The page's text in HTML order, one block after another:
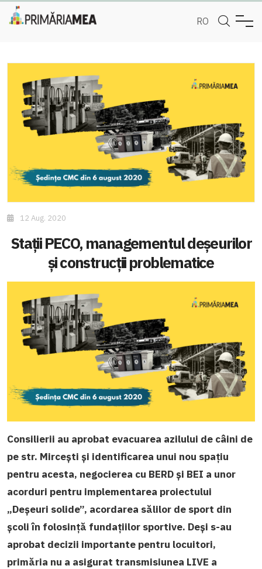
RO
12 Aug. 2020
Stații PECO, managementul deșeurilor
și construcții problematice
Consilierii au aprobat evacuarea azilului de câini de
pe str. Mircești și identificarea unui nou spațiu
pentru acesta, negocierea cu BERD și BEI a unor
acorduri pentru implementarea proiectului
„Deșeuri solide”, acordarea sălilor de sport din
școli în folosință fundațiilor sportive. Deși s-au
aprobat decizii importante pentru locuitori,
primăria nu a asigurat transmisiunea LIVE a